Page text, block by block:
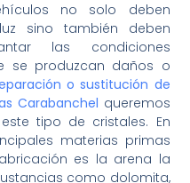
no solo deben
sino también deben
las condiciones
se produzcan daños o
o sustitución de
Carabanchel queremos
tipo de cristales. En
materias primas
es la arena la
como dolomita,